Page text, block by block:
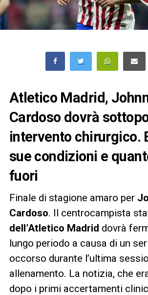
Atletico Madrid,
Cardoso dovrà
intervento chirurgico.
sue condizioni e
fuori
Finale di stagione amaro per
Cardoso. Il centrocampista
dell’Atletico Madrid dovrà
lungo periodo a causa di un
occorso durante l’ultima
allenamento. La notizia, che
dopo i primi accertamenti